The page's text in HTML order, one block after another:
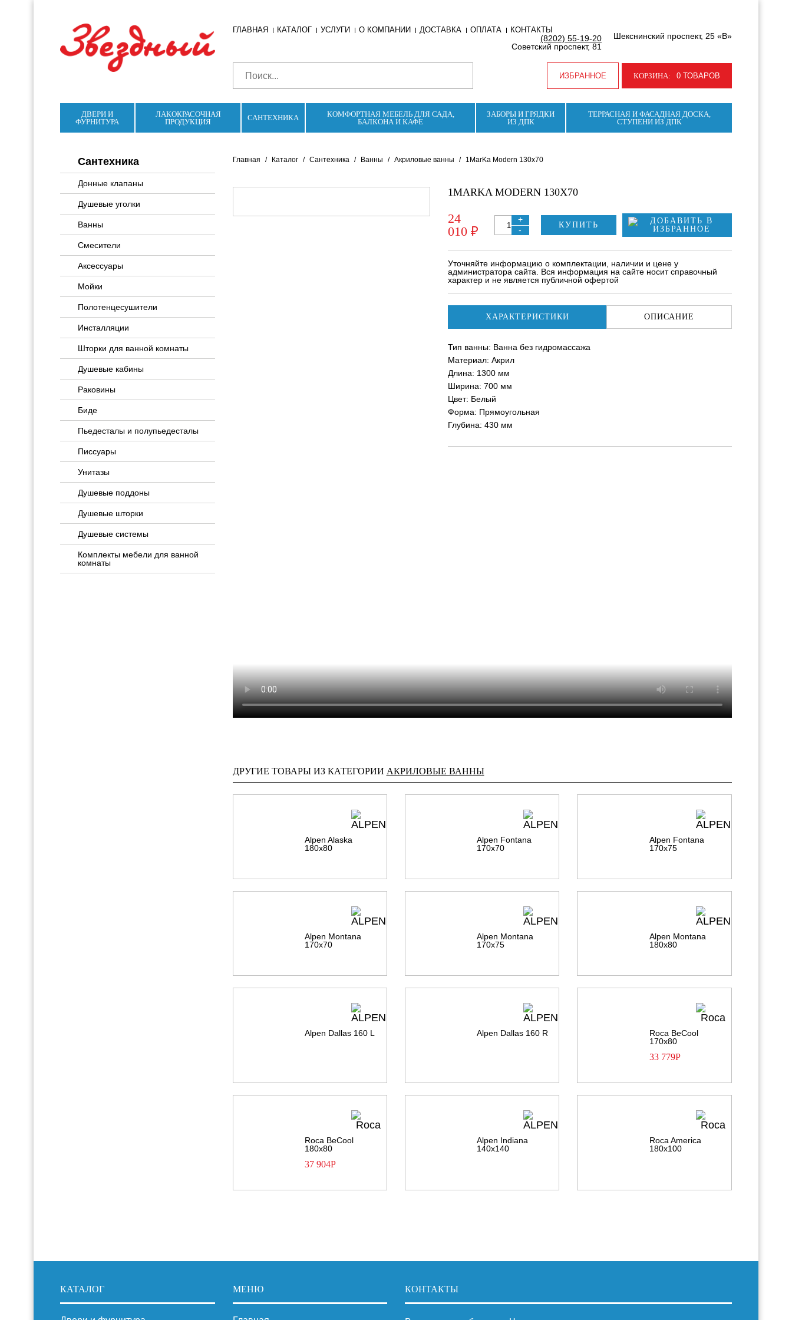
ГЛАВНАЯ КАТАЛОГ УСЛУГИ О КОМПАНИИ ДОСТАВКА ОПЛАТА КОНТАКТЫ
Шекснинский проспект, 25 «В»
(8202) 55-19-20
Советский проспект, 81
ИЗБРАННОЕ КОРЗИНА: 0 ТОВАРОВ
ДВЕРИ И
ФУРНИТУРА
ЛАКОКРАСОЧНАЯ
ПРОДУКЦИЯ
САНТЕХНИКА
КОМФОРТНАЯ МЕБЕЛЬ ДЛЯ САДА,
БАЛКОНА И КАФЕ
ЗАБОРЫ И ГРЯДКИ
ИЗ ДПК
ТЕРРАСНАЯ И ФАСАДНАЯ ДОСКА,
СТУПЕНИ ИЗ ДПК
Сантехника
Донные клапаны
Душевые уголки
Ванны
Смесители
Аксессуары
Мойки
Полотенцесушители
Инсталляции
Шторки для ванной комнаты
Душевые кабины
Раковины
Биде
Пьедесталы и полупьедесталы
Писсуары
Унитазы
Душевые поддоны
Душевые шторки
Душевые системы
Комплекты мебели для ванной
комнаты
Главная / Каталог / Сантехника / Ванны / Акриловые ванны / 1MarKa Modern 130х70
1MARKA MODERN 130Х70
24
010 ₽
+
-
КУПИТЬ
Уточняйте информацию о комплектации, наличии и цене у
администратора сайта. Вся информация на сайте носит справочный
характер и не является публичной офертой
ХАРАКТЕРИСТИКИ ОПИСАНИЕ
Тип ванны: Ванна без гидромассажа
Материал: Акрил
Длина: 1300 мм
Ширина: 700 мм
Цвет: Белый
Форма: Прямоугольная
Глубина: 430 мм
ДРУГИЕ ТОВАРЫ ИЗ КАТЕГОРИИ АКРИЛОВЫЕ ВАННЫ
Alpen Alaska
180х80
Alpen Fontana
170х70
Alpen Fontana
170х75
Alpen Montana
170х70
Alpen Montana
170х75
Alpen Montana
180х80
Alpen Dallas 160 L Alpen Dallas 160 R
Roca BeCool
170х80
33 779Р
Roca BeCool
180х80
37 904Р
Alpen Indiana
140х140
Roca America
180х100
КАТАЛОГ МЕНЮ КОНТАКТЫ